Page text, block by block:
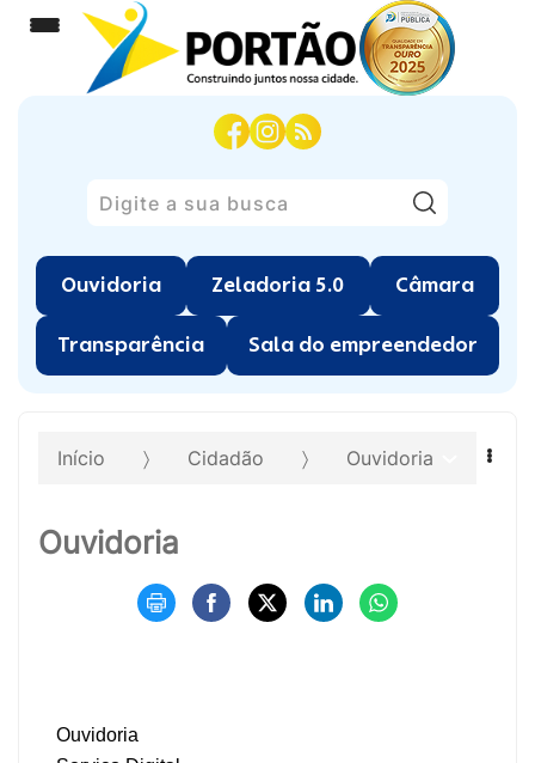
Ouvidoria Zeladoria 5.0 Câmara
Transparência Sala do empreendedor
Início Cidadão Ouvidoria
Ouvidoria